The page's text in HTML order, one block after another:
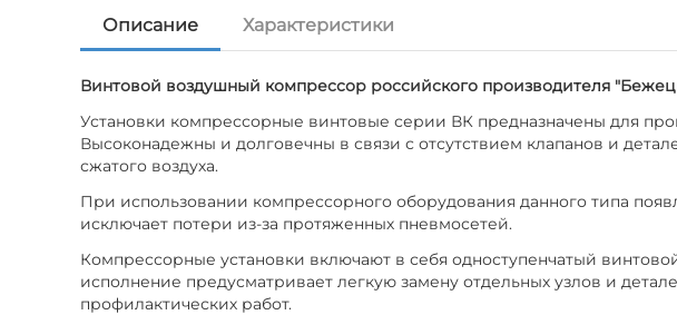
Описание Характеристики
Винтовой воздушный компрессор российского производителя
Установки компрессорные винтовые серии ВК предназначены для
Высоконадежны и долговечны в связи с отсутствием клапанов и
сжатого воздуха.
При использовании компрессорного оборудования данного типа
исключает потери из-за протяженных пневмосетей.
Компрессорные установки включают в себя одноступенчатый
исполнение предусматривает легкую замену отдельных узлов и
профилактических работ.